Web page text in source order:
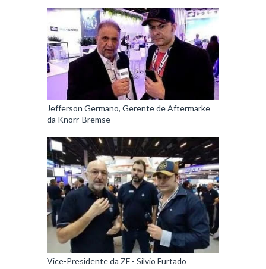
Jefferson Germano, Gerente de Aftermarke
da Knorr-Bremse
Vice-Presidente da ZF - Silvio Furtado